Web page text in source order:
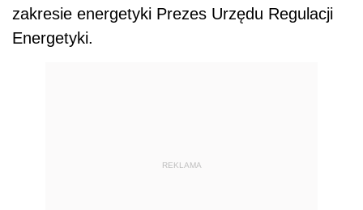
zakresie energetyki Prezes Urzędu Regulacji
Energetyki.
REKLAMA